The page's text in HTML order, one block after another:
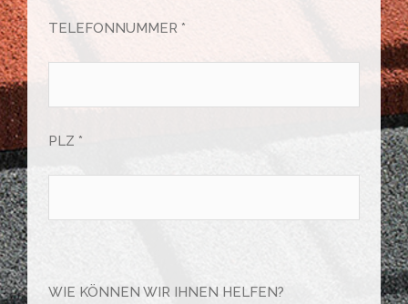
TELEFONNUMMER *
PLZ *
lasse
WIE KÖNNEN WIR IHNEN HELFEN?